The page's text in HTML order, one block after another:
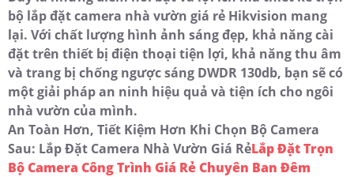
bộ lắp đặt camera nhà vườn giá rẻ Hikvision mang
lại. Với chất lượng hình ảnh sáng đẹp, khả năng cài
đặt trên thiết bị điện thoại tiện lợi, khả năng thu âm
và trang bị chống ngược sáng DWDR 130db, bạn sẽ có
một giải pháp an ninh hiệu quả và tiện ích cho ngôi
nhà vườn của mình.
An Toàn Hơn, Tiết Kiệm Hơn Khi Chọn Bộ Camera
Sau: Lắp Đặt Camera Nhà Vườn Giá RẻLắp Đặt Trọn
Bộ Camera Công Trình Giá Rẻ Chuyên Ban Đêm